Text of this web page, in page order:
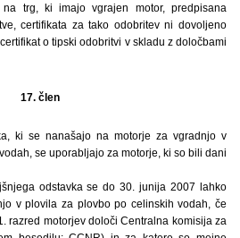
trg, ki imajo vgrajen motor, predpisana
certifikata za tako odobritev ni dovoljeno
o tipski odobritvi v skladu z določbami
17. člen
ki se nanašajo na motorje za vgradnjo v
se uporabljajo za motorje, ki so bili dani
odstavka se do 30. junija 2007 lahko
v plovila za plovbo po celinskih vodah, če
razred motorjev določi Centralna komisija za